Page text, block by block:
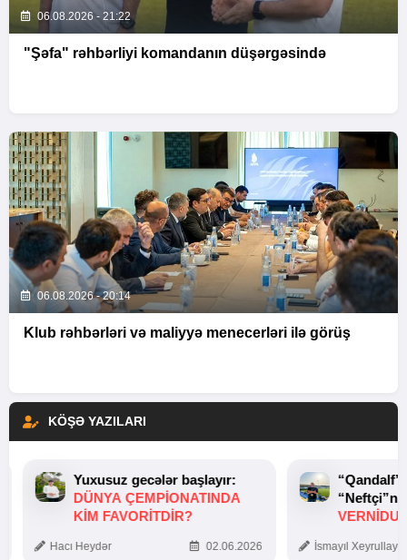
06.08.2026 - 21:22
"Şəfa" rəhbərliyi komandanın düşərgəsində
06.08.2026 - 20:14
Klub rəhbərləri və maliyyə menecerləri ilə görüş
KÖŞƏ YAZILARI
Yuxusuz gecələr başlayır:
DÜNYA ÇEMPIONATINDA
KIM FAVORITDIR?
Hacı Heydər 02.06.2026 İsmayıl